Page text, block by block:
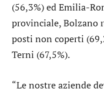
(56,3%) ed Emilia-
provinciale, Bolzano
posti non coperti
Terni (67,5%).
“Le nostre aziende